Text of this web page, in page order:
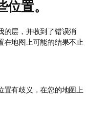
置。
的层，并收到了错误消
在地图上可能的结果不止
置有歧义，在您的地图上